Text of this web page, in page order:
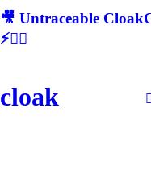
🎥 Untraceable
⚡🕵‍♂
cloak